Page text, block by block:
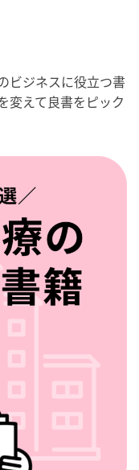
ビジネスに役立つ書
変えて良書をピック